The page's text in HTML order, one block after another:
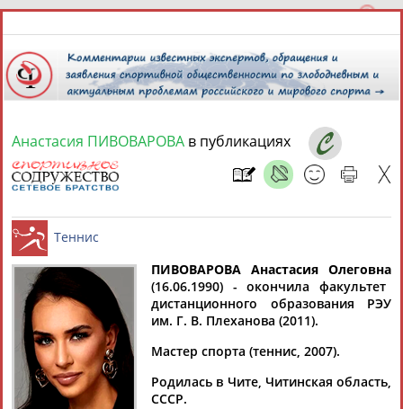
10 августа 2026 года,
СПОРТСМЕНЫ, ТРЕНЕРЫ И СПЕЦИАЛИСТЫ
Найдено: 13181персон Расширенный поиск
Аслаудин
АБАЕВ
Елена
АБАИМОВА
Мария
Юлия
Анастасия ПИВОВАРОВА в публикациях
Теннис
ПИВОВАРОВА Анастасия Олеговна
(16.06.1990) - окончила факультет
дистанционного образования РЭУ
им. Г. В. Плеханова (2011).
Мастер спорта (теннис, 2007).
Родилась в Чите, Читинская область,
СССР.